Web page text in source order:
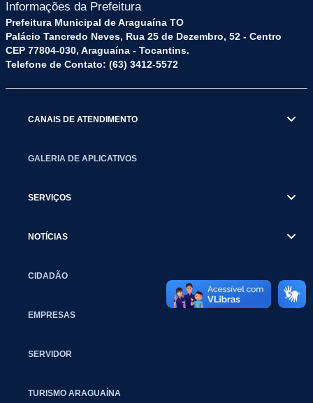
Informações da Prefeitura
Prefeitura Municipal de Araguaína TO
Palácio Tancredo Neves, Rua 25 de Dezembro, 52 - Centro
CEP 77804-030, Araguaína - Tocantins.
Telefone de Contato: (63) 3412-5572
CANAIS DE ATENDIMENTO
GALERIA DE APLICATIVOS
SERVIÇOS
NOTÍCIAS
CIDADÃO
EMPRESAS
SERVIDOR
TURISMO ARAGUAÍNA